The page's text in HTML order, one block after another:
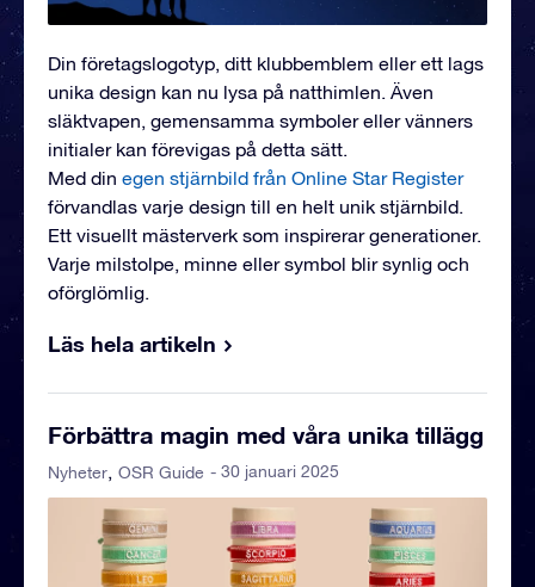
Din företagslogotyp, ditt klubbemblem eller ett lags
unika design kan nu lysa på natthimlen. Även
släktvapen, gemensamma symboler eller vänners
initialer kan förevigas på detta sätt.
Med din egen stjärnbild från Online Star Register
förvandlas varje design till en helt unik stjärnbild.
Ett visuellt mästerverk som inspirerar generationer.
Varje milstolpe, minne eller symbol blir synlig och
oförglömlig.
Läs hela artikeln
Förbättra magin med våra unika tillägg
Nyheter OSR Guide - 30 januari 2025